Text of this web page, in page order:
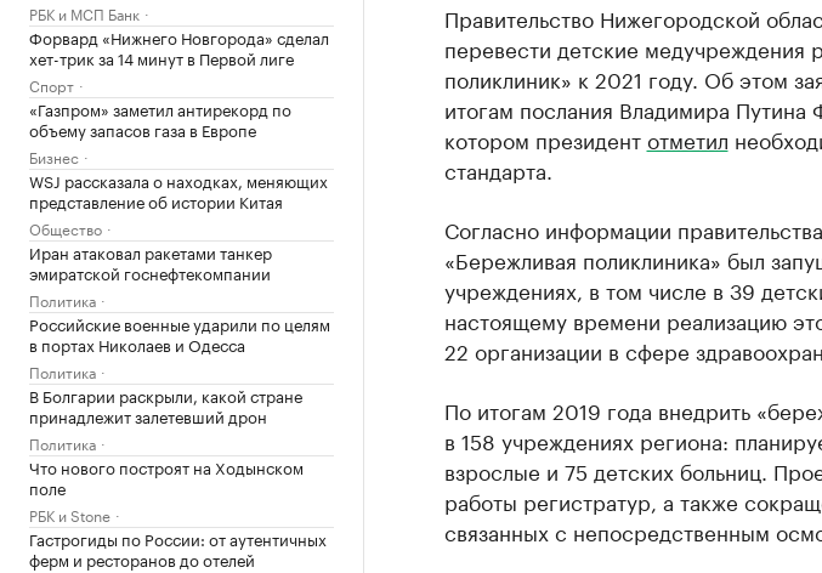
РБК и МСП Банк
Форвард «Нижнего Новгорода» сделал
хет-трик за 14 минут в Первой лиге
Спорт
«Газпром» заметил антирекорд по
объему запасов газа в Европе
Бизнес
WSJ рассказала о находках, меняющих
представление об истории Китая
Общество
Иран атаковал ракетами танкер
эмиратской госнефтекомпании
Политика
Российские военные ударили по целям
в портах Николаев и Одесса
Политика
В Болгарии раскрыли, какой стране
принадлежит залетевший дрон
Политика
Что нового построят на Ходынском
поле
РБК и Stone
Гастрогиды по России: от аутентичных
ферм и ресторанов до отелей
Правительство Нижегородской
перевести детские медучреждения
поликлиник» к 2021 году. Об этом
итогам послания Владимира
котором президентотметил
стандарта.
Согласно информации
«Бережливая поликлиника» был
учреждениях, в том числе в 39
настоящему времени реализацию
22 организации в сфере
По итогам 2019 года внедрить
в 158 учреждениях региона:
взрослые и 75 детских больниц.
работы регистратур, а также
связанных с непосредственным